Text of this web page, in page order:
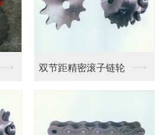
链条输送带